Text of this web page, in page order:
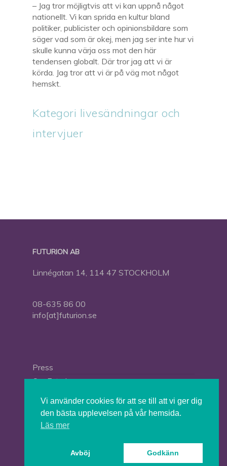
– Jag tror möjligtvis att vi kan uppnå något
nationellt. Vi kan sprida en kultur bland
politiker, publicister och opinionsbildare som
säger vad som är okej, men jag ser inte hur vi
skulle kunna värja oss mot den här
tendensen globalt. Där tror jag att vi är
körda. Jag tror att vi är på väg mot något
hemskt.
Kategori livesändningar och
intervjuer
FUTURION AB
Linnégatan 14, 114 47 STOCKHOLM
08-635 86 00
info[at]futurion.se
Press
Om Futurion
Vi använder cookies för att se till att vi ger dig
den bästa upplevelsen på vår hemsida.
Läs mer
Avböj Godkänn